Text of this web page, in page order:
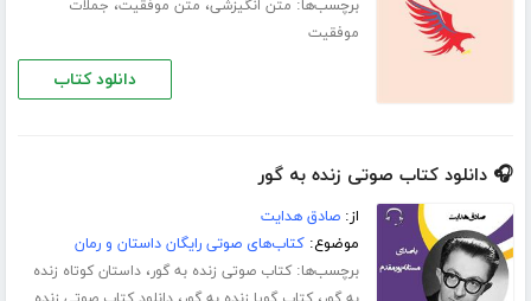
برچسب‌ها: متن انگیزشی، متن موفقیت، جملات
موفقیت
دانلود کتاب
🎧 دانلود کتاب صوتی زنده به گور
از:صادق هدایت
موضوع:کتاب‌های صوتی رایگان داستان و رمان
برچسب‌ها:کتاب صوتی زنده به گور،داستان کوتاه زنده